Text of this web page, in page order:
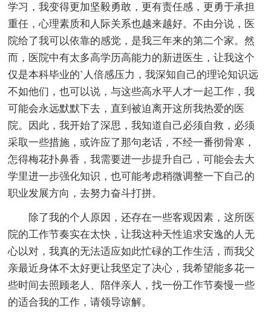
学习，我变得更加坚毅勇敢，更有责任感，更勇于承担
重任，心理素质和人际关系也越来越好。不由分说，医
院给了我可以依靠的感觉，是我三年来的第二个家。然
而，医院中有太多高学历高能力的新进医生，让我这个
仅是本科毕业的`人倍感压力，我深知自己的理论知识远
不如他们，也可以说，与这些高水平人才一起工作，我
可能会永远默默下去，直到被迫离开这所我热爱的医
院。因此，我开始了深思，我知道自己必须自救，必须
采取一些措施，或许应了那句老话，不经一番彻骨寒，
怎得梅花扑鼻香，我需要进一步提升自己，可能会去大
学里进一步强化知识，也可能考虑稍微调整一下自己的
职业发展方向，去努力奋斗打拼。
除了我的个人原因，还存在一些客观因素，这所医
院的工作节奏实在太快，让我这种天性追求安逸的人无
心以对，我真的无法适应如此忙碌的工作生活，而我父
亲最近身体不太好更让我坚定了决心，我希望能多花一
些时间去照顾老人、陪伴亲人，找一份工作节奏慢一些
的适合我的工作，请领导谅解。